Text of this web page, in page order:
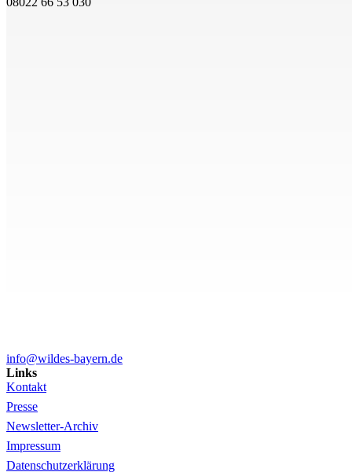
info@wildes-bayern.de
Links
Kontakt
Presse
Newsletter-Archiv
Impressum
Datenschutzerklärung